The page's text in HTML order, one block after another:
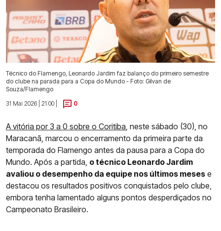
Técnico do Flamengo, Leonardo Jardim faz balanço do primeiro semestre
do clube na parada para a Copa do Mundo - Foto: Gilvan de
Souza/Flamengo
31 Mai 2026 | 21:00 |
0
A vitória por 3 a 0 sobre o Coritiba , neste sábado (30), no
Maracanã, marcou o encerramento da primeira parte da
temporada do Flamengo antes da pausa para a Copa do
Mundo. Após a partida, o técnico Leonardo Jardim
avaliou o desempenho da equipe nos últimos meses e
destacou os resultados positivos conquistados pelo clube,
embora tenha lamentado alguns pontos desperdiçados no
Campeonato Brasileiro.